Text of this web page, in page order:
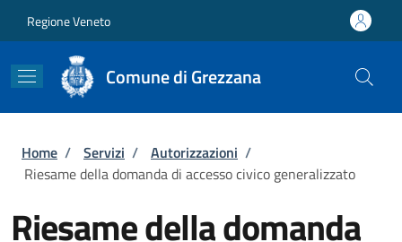
Regione Veneto
Comune di Grezzana
Briciole di pane
Home / Servizi / Autorizzazioni /
Riesame della domanda di accesso civico generalizzato
Riesame della domanda